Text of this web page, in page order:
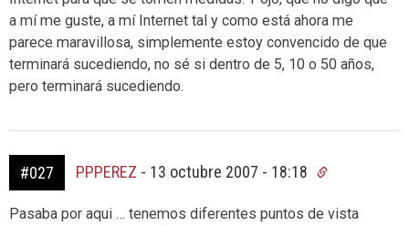
a mí me guste, a mí Internet tal y como está ahora me
parece maravillosa, simplemente estoy convencido de que
terminará sucediendo, no sé si dentro de 5, 10 o 50 años,
pero terminará sucediendo.
#027 PPPEREZ - 13 octubre 2007 - 18:18
Pasaba por aqui … tenemos diferentes puntos de vista